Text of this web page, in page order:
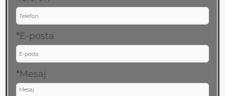
*E-posta
*Mesaj